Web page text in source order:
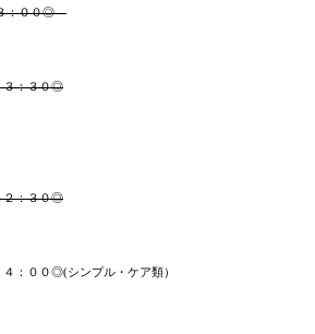
：００◎
３：３０◎
２：３０◎
４：００◎(シンプル・ケア類）